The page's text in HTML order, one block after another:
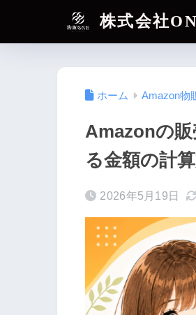
株式会社
ホーム Amazon物
Amazonの
る金額の計
2026年5月19日